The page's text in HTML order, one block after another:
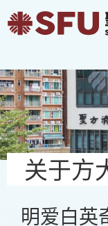
关于方
明爱白英